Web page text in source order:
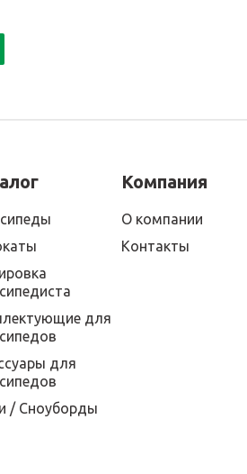
для
для
/ Сноуборды
Компания
О компании
Контакты